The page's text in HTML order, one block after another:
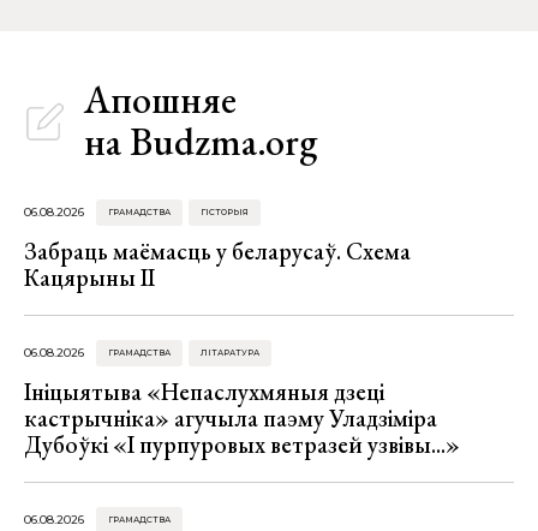
Апошняе
на Budzma.org
06.08.2026 ГРАМАДСТВА ГІСТОРЫЯ
Забраць маёмасць у беларусаў. Схема
Кацярыны ІІ
06.08.2026 ГРАМАДСТВА ЛІТАРАТУРА
Ініцыятыва «Непаслухмяныя дзеці
кастрычніка» агучыла паэму Уладзіміра
Дубоўкі «І пурпуровых ветразей узвівы...»
06.08.2026 ГРАМАДСТВА